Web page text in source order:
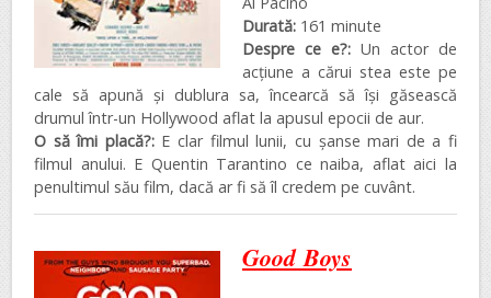
Durată: 161 minute
Despre ce e?: Un actor de
acțiune a cărui stea este pe
cale să apună și dublura sa, încearcă să își găsească
drumul într-un Hollywood aflat la apusul epocii de aur.
O să îmi placă?:E clar filmul lunii, cu șanse mari de a fi
filmul anului. E Quentin Tarantino ce naiba, aflat aici la
penultimul său film, dacă ar fi să îl credem pe cuvânt.
Good Boys